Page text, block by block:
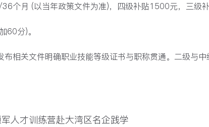
个月 (以当年政策文件为准)，四级补贴1500元，三级
60分)。
相关文件明确职业技能等级证书与职称贯通。二级与中
人才训练营赴大湾区名企践学